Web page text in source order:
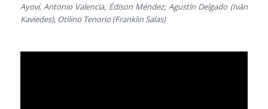
Ayoví, Antonio Valencia, Édison Méndez; Agustín Delgado (Iván
Kaviedes), Otilino Tenorio (Franklin Salas)